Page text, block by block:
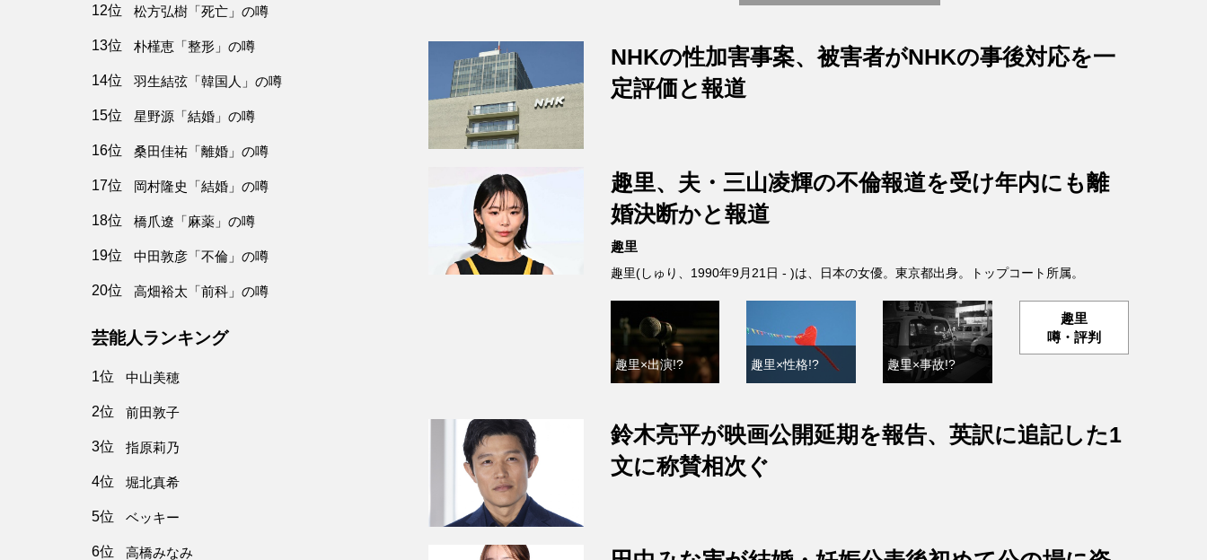
NHKの性加害事案、被害者がNHKの事後対応を一
定評価と報道
趣里、夫・三山凌輝の不倫報道を受け年内にも離
婚決断かと報道
趣里
趣里(しゅり、1990年9月21日 - )は、日本の女優。東京都出身。トップコート所属。
趣里×出演!? 趣里×性格!? 趣里×事故!?
趣里
噂・評判
鈴木亮平が映画公開延期を報告、英訳に追記した1
文に称賛相次ぐ
12位 松方弘樹「死亡」の噂
13位 朴槿恵「整形」の噂
14位 羽生結弦「韓国人」の噂
15位 星野源「結婚」の噂
16位 桑田佳祐「離婚」の噂
17位 岡村隆史「結婚」の噂
18位 橋爪遼「麻薬」の噂
19位 中田敦彦「不倫」の噂
20位 高畑裕太「前科」の噂
芸能人ランキング
1位 中山美穂
2位 前田敦子
3位 指原莉乃
4位 堀北真希
5位 ベッキー
6位 高橋みなみ